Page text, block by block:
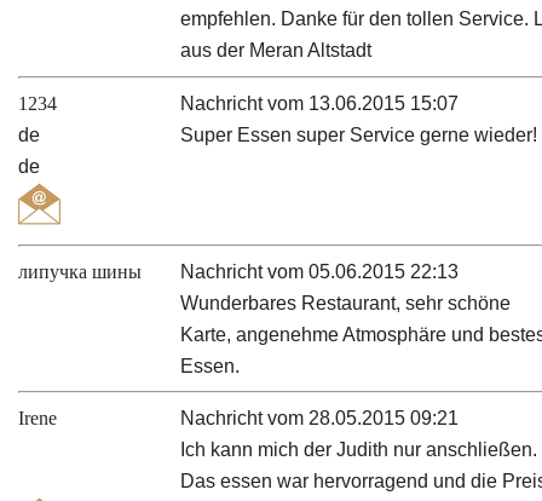
empfehlen. Danke für den tollen Service.
aus der Meran Altstadt
1234
de
de
Nachricht vom 13.06.2015 15:07
Super Essen super Service gerne wieder!
липучка шины
Nachricht vom 05.06.2015 22:13
Wunderbares Restaurant, sehr schöne
Karte, angenehme Atmosphäre und
Essen.
Irene
Nachricht vom 28.05.2015 09:21
Ich kann mich der Judith nur anschließen.
Das essen war hervorragend und die